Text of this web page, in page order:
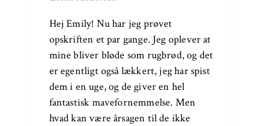
Hej Emily! Nu har jeg prøvet
opskriften et par gange. Jeg oplever at
mine bliver bløde som rugbrød, og det
er egentligt også lækkert, jeg har spist
dem i en uge, og de giver en hel
fantastisk mavefornemmelse. Men
hvad kan være årsagen til de ikke